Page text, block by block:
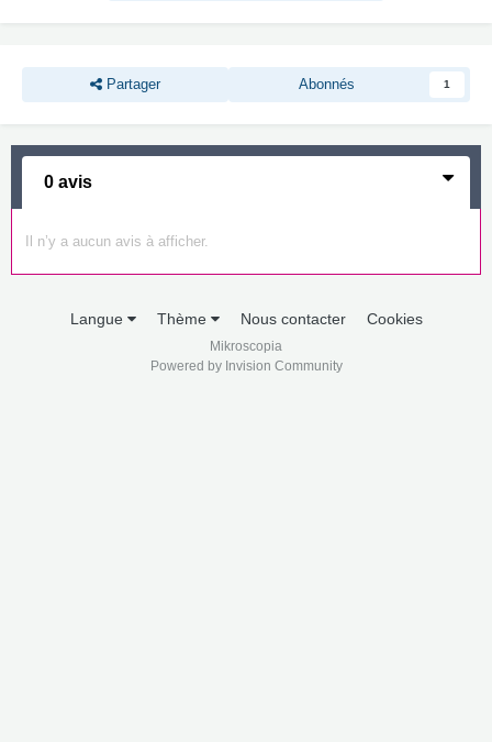
Partager Abonnés 1
0 avis
Il n’y a aucun avis à afficher.
Langue Thème Nous contacter Cookies
Mikroscopia
Powered by Invision Community